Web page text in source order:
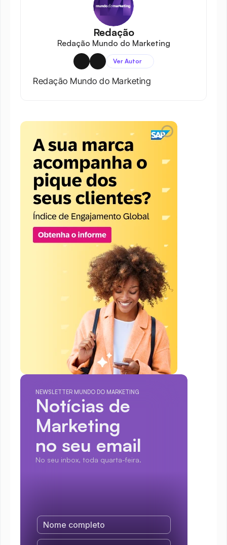
Redação
Redação Mundo do Marketing
Ver Autor
Redação Mundo do Marketing
NEWSLETTER MUNDO DO MARKETING
Notícias de
Marketing
no seu email
No seu inbox, toda quarta-feira.